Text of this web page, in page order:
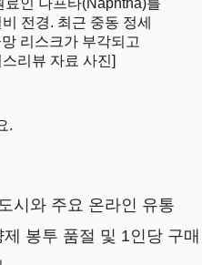
인 나프타(Naphtha)를
전경. 최근 중동 정세
리스크가 부각되고
리뷰 자료 사진]
.
시와 주요 온라인 유통
봉투 품절 및 1인당 구매